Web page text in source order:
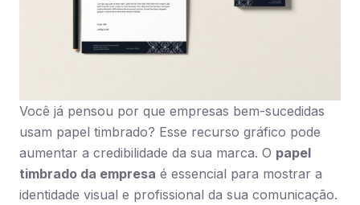
Você já pensou por que empresas bem-sucedidas
usam papel timbrado? Esse recurso gráfico pode
aumentar a credibilidade da sua marca. O papel
timbrado da empresa é essencial para mostrar a
identidade visual e profissional da sua comunicação.